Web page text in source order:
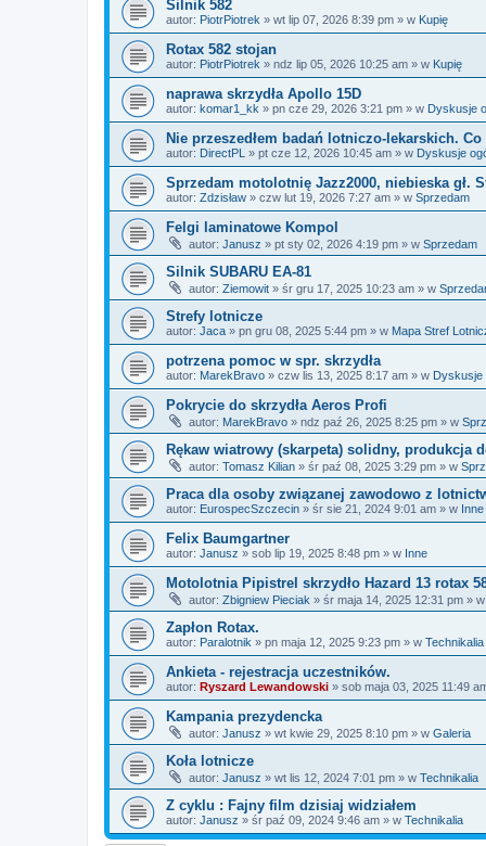
Silnik 582
autor: PiotrPiotrek » wt lip 07, 2026 8:39 pm » w Kupię
Rotax 582 stojan
autor: PiotrPiotrek » ndz lip 05, 2026 10:25 am » w Kupię
naprawa skrzydła Apollo 15D
autor: komar1_kk » pn cze 29, 2026 3:21 pm » w Dyskusje
Nie przeszedłem badań lotniczo-lekarskich. Co
autor: DirectPL » pt cze 12, 2026 10:45 am » w Dyskusje
Sprzedam motolotnię Jazz2000, niebieska gł.
autor: Zdzisław » czw lut 19, 2026 7:27 am » w Sprzedam
Felgi laminatowe Kompol
autor: Janusz » pt sty 02, 2026 4:19 pm » w Sprzedam
Silnik SUBARU EA-81
autor: Ziemowit » śr gru 17, 2025 10:23 am » w
Strefy lotnicze
autor: Jaca » pn gru 08, 2025 5:44 pm » w Mapa Stref
potrzena pomoc w spr. skrzydła
autor: MarekBravo » czw lis 13, 2025 8:17 am » w Dyskusje
Pokrycie do skrzydła Aeros Profi
autor: MarekBravo » ndz paź 26, 2025 8:25 pm » w
Rękaw wiatrowy (skarpeta) solidny, produkcja
autor: Tomasz Kilian » śr paź 08, 2025 3:29 pm » w
Praca dla osoby związanej zawodowo z
autor: EurospecSzczecin » śr sie 21, 2024 9:01 am » w Inne
Felix Baumgartner
autor: Janusz » sob lip 19, 2025 8:48 pm » w Inne
Motolotnia Pipistrel skrzydło Hazard 13 rotax
autor: Zbigniew Pieciak » śr maja 14, 2025 12:31 pm » w
Zapłon Rotax.
autor: Paralotnik » pn maja 12, 2025 9:23 pm » w Technikalia
Ankieta - rejestracja uczestników.
autor: Ryszard Lewandowski » sob maja 03, 2025 11:49
Kampania prezydencka
autor: Janusz » wt kwie 29, 2025 8:10 pm » w Galeria
Koła lotnicze
autor: Janusz » wt lis 12, 2024 7:01 pm » w Technikalia
Z cyklu : Fajny film dzisiaj widziałem
autor: Janusz » śr paź 09, 2024 9:46 am » w Technikalia